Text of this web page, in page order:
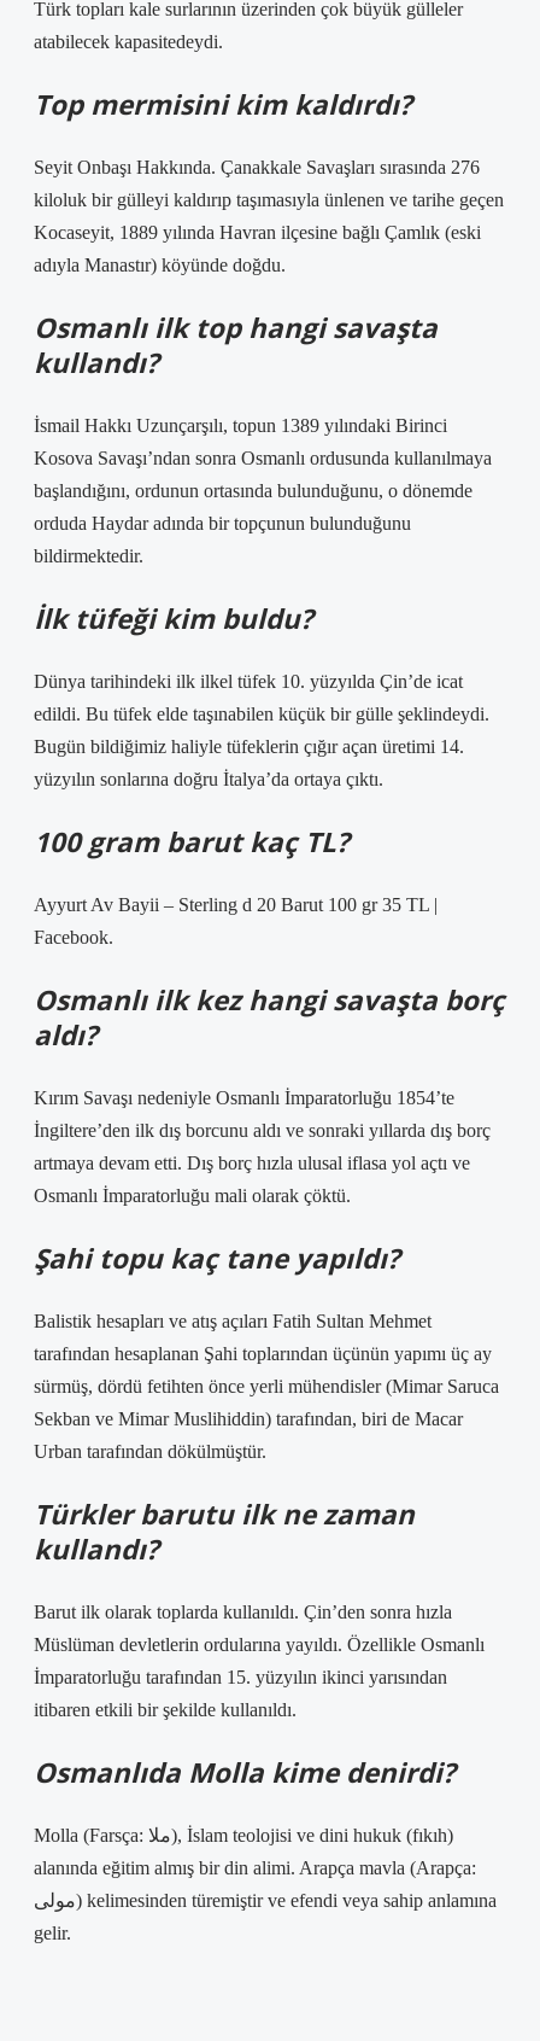
Türk topları kale surlarının üzerinden çok büyük gülleler
atabilecek kapasitedeydi.
Top mermisini kim kaldırdı?
Seyit Onbaşı Hakkında. Çanakkale Savaşları sırasında 276
kiloluk bir gülleyi kaldırıp taşımasıyla ünlenen ve tarihe geçen
Kocaseyit, 1889 yılında Havran ilçesine bağlı Çamlık (eski
adıyla Manastır) köyünde doğdu.
Osmanlı ilk top hangi savaşta
kullandı?
İsmail Hakkı Uzunçarşılı, topun 1389 yılındaki Birinci
Kosova Savaşı’ndan sonra Osmanlı ordusunda kullanılmaya
başlandığını, ordunun ortasında bulunduğunu, o dönemde
orduda Haydar adında bir topçunun bulunduğunu
bildirmektedir.
İlk tüfeği kim buldu?
Dünya tarihindeki ilk ilkel tüfek 10. yüzyılda Çin’de icat
edildi. Bu tüfek elde taşınabilen küçük bir gülle şeklindeydi.
Bugün bildiğimiz haliyle tüfeklerin çığır açan üretimi 14.
yüzyılın sonlarına doğru İtalya’da ortaya çıktı.
100 gram barut kaç TL?
Ayyurt Av Bayii – Sterling d 20 Barut 100 gr 35 TL |
Facebook.
Osmanlı ilk kez hangi savaşta borç
aldı?
Kırım Savaşı nedeniyle Osmanlı İmparatorluğu 1854’te
İngiltere’den ilk dış borcunu aldı ve sonraki yıllarda dış borç
artmaya devam etti. Dış borç hızla ulusal iflasa yol açtı ve
Osmanlı İmparatorluğu mali olarak çöktü.
Şahi topu kaç tane yapıldı?
Balistik hesapları ve atış açıları Fatih Sultan Mehmet
tarafından hesaplanan Şahi toplarından üçünün yapımı üç ay
sürmüş, dördü fetihten önce yerli mühendisler (Mimar Saruca
Sekban ve Mimar Muslihiddin) tarafından, biri de Macar
Urban tarafından dökülmüştür.
Türkler barutu ilk ne zaman
kullandı?
Barut ilk olarak toplarda kullanıldı. Çin’den sonra hızla
Müslüman devletlerin ordularına yayıldı. Özellikle Osmanlı
İmparatorluğu tarafından 15. yüzyılın ikinci yarısından
itibaren etkili bir şekilde kullanıldı.
Osmanlıda Molla kime denirdi?
Molla (Farsça: ملا), İslam teolojisi ve dini hukuk (fıkıh)
alanında eğitim almış bir din alimi. Arapça mavla (Arapça:
مولی) kelimesinden türemiştir ve efendi veya sahip anlamına
gelir.